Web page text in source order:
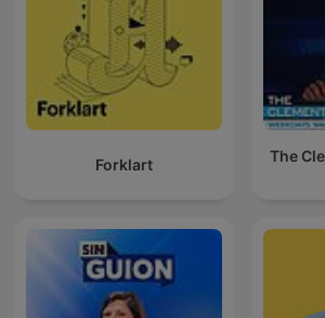
Forklart
The